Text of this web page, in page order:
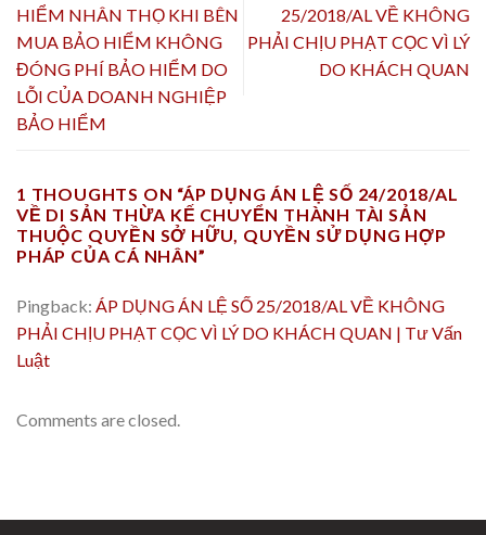
HIỂM NHÂN THỌ KHI BÊN
MUA BẢO HIỂM KHÔNG
ĐÓNG PHÍ BẢO HIỂM DO
LỖI CỦA DOANH NGHIỆP
BẢO HIỂM
25/2018/AL VỀ KHÔNG
PHẢI CHỊU PHẠT CỌC VÌ LÝ
DO KHÁCH QUAN
1 THOUGHTS ON “ÁP DỤNG ÁN LỆ SỐ 24/2018/AL
VỀ DI SẢN THỪA KẾ CHUYỂN THÀNH TÀI SẢN
THUỘC QUYỀN SỞ HỮU, QUYỀN SỬ DỤNG HỢP
PHÁP CỦA CÁ NHÂN”
Pingback: ÁP DỤNG ÁN LỆ SỐ 25/2018/AL VỀ KHÔNG
PHẢI CHỊU PHẠT CỌC VÌ LÝ DO KHÁCH QUAN | Tư Vấn
Luật
Comments are closed.